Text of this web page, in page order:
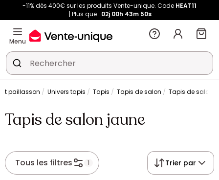
-11% dès 400€ sur les produits Vente-unique. Code HEAT11
Plus que : 02j 00h 43m 50s
Menu
et paillasson Univers tapis Tapis Tapis de salon Tapis de salon
Tapis de salon jaune
Tous les filtres 1 Trier par